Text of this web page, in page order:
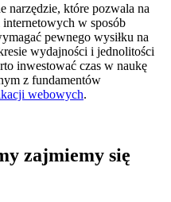
narzędzie, które pozwala na
w sposób
pewnego wysiłku na
wydajności i jednolitości
inwestować czas w naukę
z fundamentów
webowych.
zajmiemy się